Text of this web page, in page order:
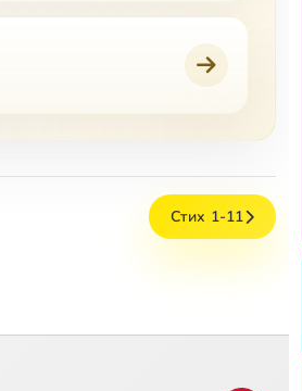
Стих 1-11